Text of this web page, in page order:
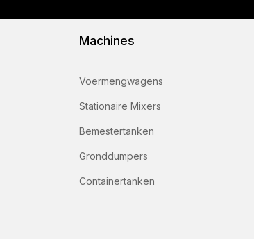
Machines
Voermengwagens
Stationaire Mixers
Bemestertanken
Gronddumpers
Containertanken